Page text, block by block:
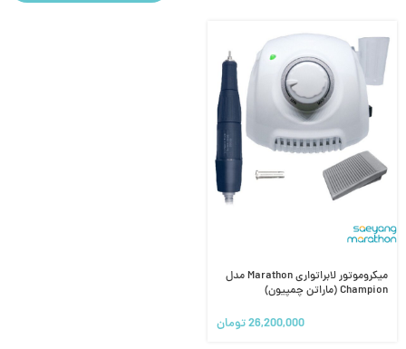
میکروموتور لابراتواری Marathon مدل
Champion (ماراتن چمپیون)
26,200,000تومان